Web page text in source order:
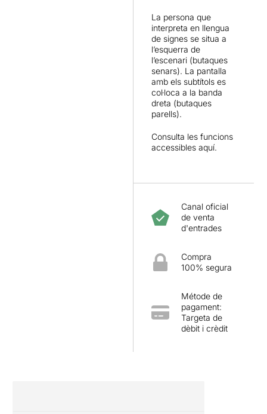
La persona que
interpreta en llengua
de signes se situa a
l’esquerra de
l’escenari (butaques
senars). La pantalla
amb els subtítols es
col·loca a la banda
dreta (butaques
parells).
Consulta les funcions
accessibles aquí.
Canal oficial
de venta
d'entrades
Compra
100% segura
Métode de
pagament:
Targeta de
dèbit i crèdit